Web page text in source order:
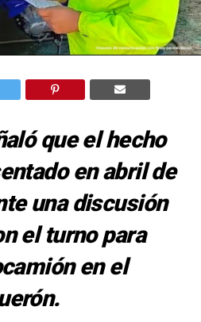
que el hecho
en abril de
una discusión
el turno para
en el